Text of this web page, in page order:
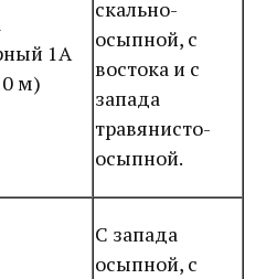
1А
м)
скально-
осыпной, с
востока и с
запада
травянисто-
осыпной.
С запада
осыпной, с